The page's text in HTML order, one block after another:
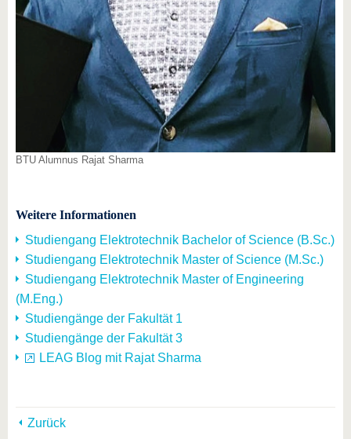
BTU Alumnus Rajat Sharma
Weitere Informationen
Studiengang Elektrotechnik Bachelor of Science (B.Sc.)
Studiengang Elektrotechnik Master of Science (M.Sc.)
Studiengang Elektrotechnik Master of Engineering
(M.Eng.)
Studiengänge der Fakultät 1
Studiengänge der Fakultät 3
LEAG Blog mit Rajat Sharma
Zurück